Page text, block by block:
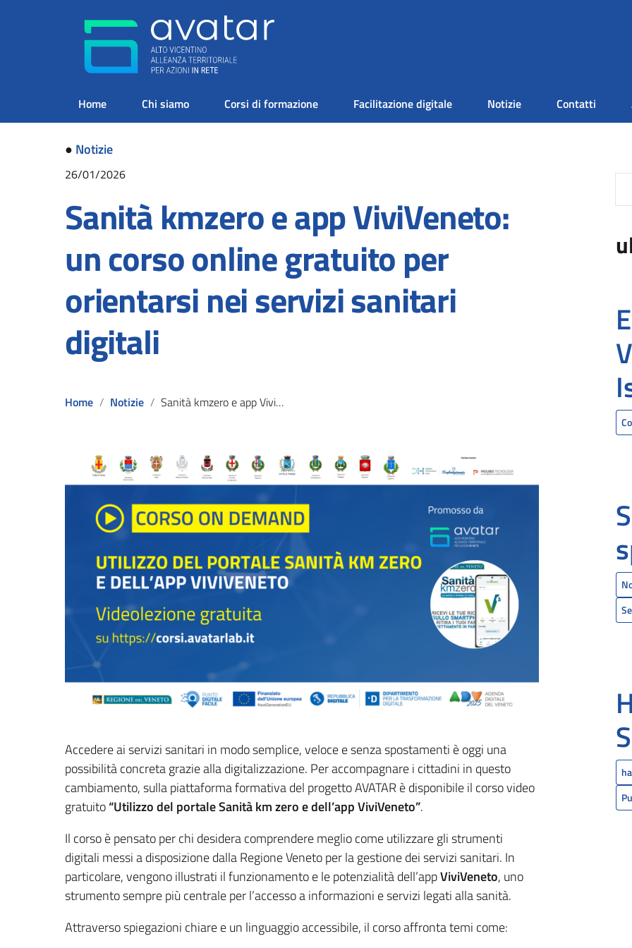
Home Chi siamo Corsi di formazione Facilitazione digitale Notizie Contatti
● Notizie
26/01/2026
Sanità kmzero e app ViviVeneto:
un corso online gratuito per
orientarsi nei servizi sanitari
digitali
Home Notizie Sanità kmzero e app ViviVeneto: un corso online gratuito per orientarsi nei servizi sanitari digitali
Accedere ai servizi sanitari in modo semplice, veloce e senza spostamenti è oggi una
possibilità concreta grazie alla digitalizzazione. Per accompagnare i cittadini in questo
cambiamento, sulla piattaforma formativa del progetto AVATAR è disponibile il corso video
gratuito“Utilizzo del portale Sanità km zero e dell’app ViviVeneto”.
Il corso è pensato per chi desidera comprendere meglio come utilizzare gli strumenti
digitali messi a disposizione dalla Regione Veneto per la gestione dei servizi sanitari. In
particolare, vengono illustrati il funzionamento e le potenzialità dell’appViviVeneto, uno
strumento sempre più centrale per l’accesso a informazioni e servizi legati alla sanità.
Attraverso spiegazioni chiare e un linguaggio accessibile, il corso affronta temi come: